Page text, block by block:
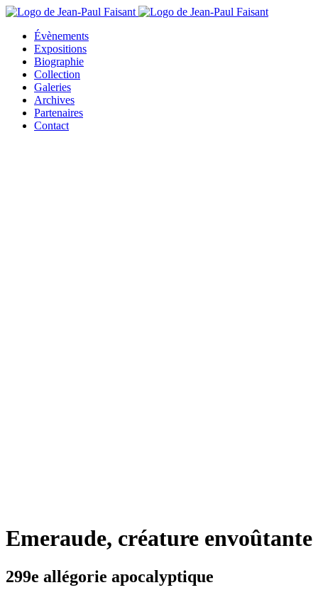
Évènements
Expositions
Biographie
Collection
Galeries
Archives
Partenaires
Contact
Emeraude, créature envoûtante
299e allégorie apocalyptique